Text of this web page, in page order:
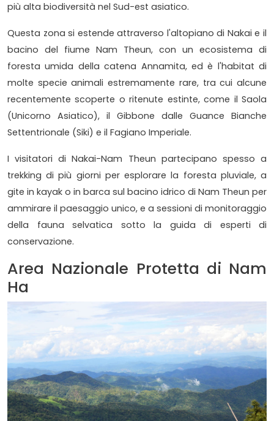
più alta biodiversità nel Sud-est asiatico.
Questa zona si estende attraverso l'altopiano di Nakai e il
bacino del fiume Nam Theun, con un ecosistema di
foresta umida della catena Annamita, ed è l'habitat di
molte specie animali estremamente rare, tra cui alcune
recentemente scoperte o ritenute estinte, come il Saola
(Unicorno Asiatico), il Gibbone dalle Guance Bianche
Settentrionale (Siki) e il Fagiano Imperiale.
I visitatori di Nakai-Nam Theun partecipano spesso a
trekking di più giorni per esplorare la foresta pluviale, a
gite in kayak o in barca sul bacino idrico di Nam Theun per
ammirare il paesaggio unico, e a sessioni di monitoraggio
della fauna selvatica sotto la guida di esperti di
conservazione.
Area Nazionale Protetta di Nam
Ha